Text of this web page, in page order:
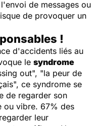
de messages ou
de provoquer un
!
d'accidents liés au
le syndrome
out", "la peur de
ce syndrome se
de regarder son
ou vibre. 67% des
leur